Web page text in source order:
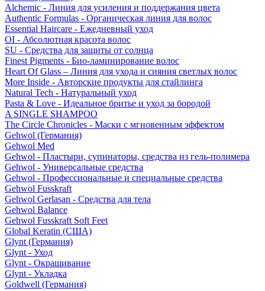
Alchemic - Линия для усиления и поддержания цвета
Authentic Formulas - Органическая линия для волос
Essential Haircare - Eжедневный уход
OI - Абсолютная красота волос
SU - Средства для защиты от солнца
Finest Pigments - Био-ламинирование волос
Heart Of Glass – Линия для ухода и сияния светлых волос
More Inside - Авторские продукты для стайлинга
Natural Tech - Натуральный уход
Pasta & Love - Идеальное бритье и уход за бородой
A SINGLE SHAMPOO
The Circle Chronicles - Маски с мгновенным эффектом
Gehwol (Германия)
Gehwol Med
Gehwol - Пластыри, супинаторы, средства из гель-полимера
Gehwol - Универсальные средства
Gehwol - Профессиональные и специальные средства
Gehwol Fusskraft
Gehwol Gerlasan - Средства для тела
Gehwol Balance
Gehwol Fusskraft Soft Feet
Global Keratin (США)
Glynt (Германия)
Glynt - Уход
Glynt - Окрашивание
Glynt - Укладка
Goldwell (Германия)